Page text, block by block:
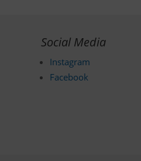
Social Media
Instagram
Facebook